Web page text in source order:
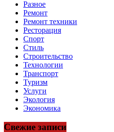
Разное
Ремонт
Ремонт техники
Ресторация
Спорт
Стиль
Строительство
Технологии
Транспорт
Туризм
Услуги
Экология
Экономика
Свежие записи